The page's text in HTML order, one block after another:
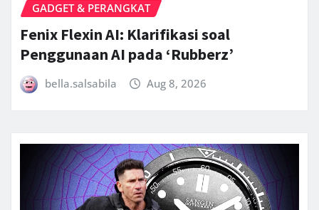
GADGET & PERANGKAT
Fenix Flexin AI: Klarifikasi soal
Penggunaan AI pada ‘Rubberz’
bella.salsabila Aug 8, 2026